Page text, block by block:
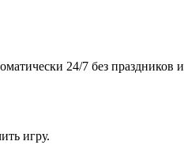
24/7 без праздников и
игру.